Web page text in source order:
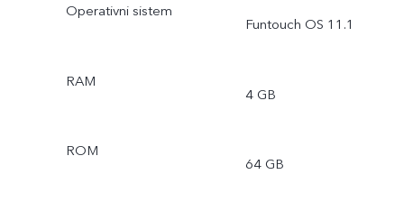
Operativni sistem
Funtouch OS 11.1
RAM
4 GB
ROM
64 GB